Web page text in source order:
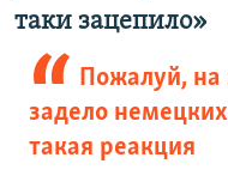
таки зацепило»
Пожалуй, на
задело
такая реакция